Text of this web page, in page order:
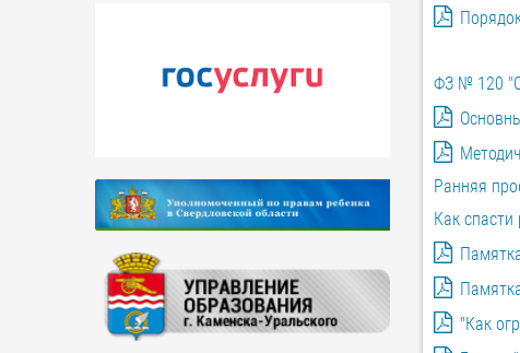
ФЗ № 120
Ранняя
Как спасти
"Как